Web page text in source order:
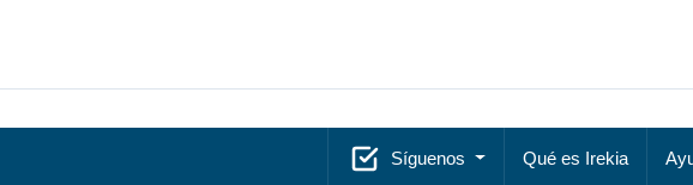
Síguenos Qué es Irekia